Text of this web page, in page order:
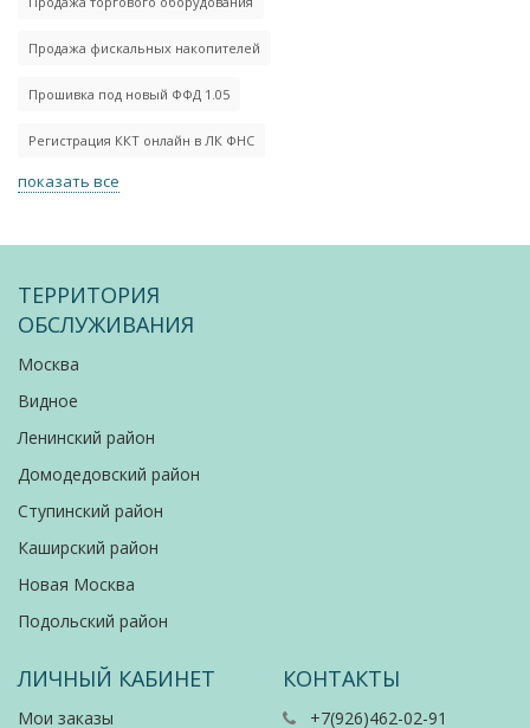
Продажа фискальных накопителей
Прошивка под новый ФФД 1.05
Регистрация ККТ онлайн в ЛК ФНС
показать все
ТЕРРИТОРИЯ
ОБСЛУЖИВАНИЯ
Москва
Видное
Ленинский район
Домодедовский район
Ступинский район
Каширский район
Новая Москва
Подольский район
ЛИЧНЫЙ КАБИНЕТ
Мои заказы
КОНТАКТЫ
+7(926)462-02-91